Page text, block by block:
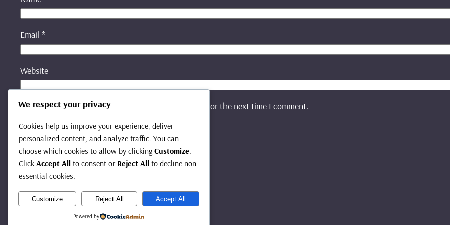
Email *
Website
Save my name, email, and website in this browser for the next time I comment.
Home Baking88:
We respect your privacy
Cookies help us improve your experience, deliver
personalized content, and analyze traffic. You can
choose which cookies to allow by clicking Customize.
Click Accept All to consent or Reject All to decline non-
essential cookies.
Customize Reject All Accept All
Powered by